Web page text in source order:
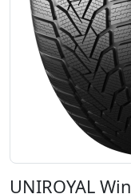
UNIROYAL